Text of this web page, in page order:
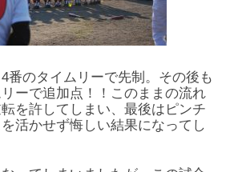
番のタイムリーで先制。その後も
ーで追加点！！このままの流れ
を許してしまい、最後はピンチ
活かせず悔しい結果になってし